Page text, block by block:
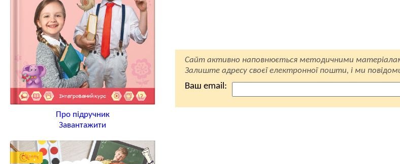
Про підручник
Завантажити
Сайт активно наповнюється методичними
Залиште адресу своєї електронної пошти, і ми
Ваш email: